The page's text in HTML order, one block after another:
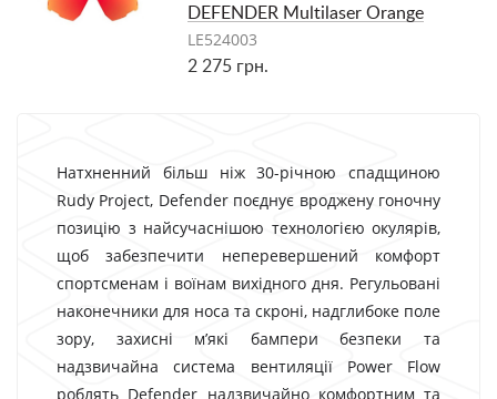
DEFENDER Multilaser Orange
LE524003
2 275 грн.
Натхненний більш ніж 30-річною спадщиною
Rudy Project, Defender поєднує вроджену гоночну
позицію з найсучаснішою технологією окулярів,
щоб забезпечити неперевершений комфорт
спортсменам і воїнам вихідного дня. Регульовані
наконечники для носа та скроні, надглибоке поле
зору, захисні м’які бампери безпеки та
надзвичайна система вентиляції Power Flow
роблять Defender надзвичайно комфортним та